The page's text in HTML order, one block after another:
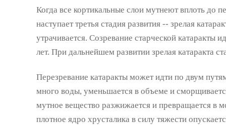
Когда все кортикальные слои мутнеют вплоть до
наступает третья стадия развития -- зрелая
утрачивается. Созревание старческой катаракты
лет. При дальнейшем развитии зрелая катаракта
Перезревание катаракты может идти по двум
много воды, уменьшается в объеме и
мутное вещество разжижается и превращается в
плотное ядро хрусталика в силу тяжести